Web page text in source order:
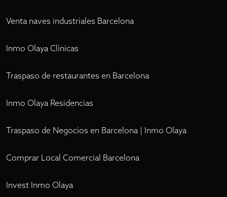
Venta naves industriales Barcelona
Inmo Olaya Clínicas
Traspaso de restaurantes en Barcelona
Inmo Olaya Residencias
Traspaso de Negocios en Barcelona | Inmo Olaya
Comprar Local Comercial Barcelona
Invest Inmo Olaya